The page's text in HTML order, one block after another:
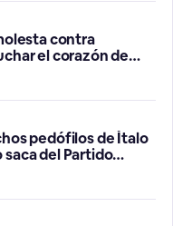
contra
el corazón de
de abortar
pedófilos de Ítalo
del Partido